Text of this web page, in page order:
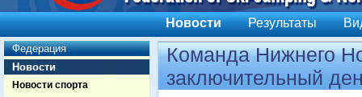
Новости Результаты
Федерация
Новости
Новости спорта
Команда Нижнего
заключительный